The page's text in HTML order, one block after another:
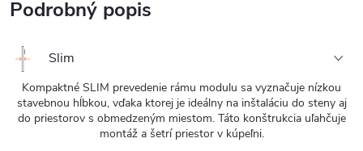
Podrobný popis
Slim
Kompaktné SLIM prevedenie rámu modulu sa vyznačuje nízkou
stavebnou hĺbkou, vďaka ktorej je ideálny na inštaláciu do steny aj
do priestorov s obmedzeným miestom. Táto konštrukcia uľahčuje
montáž a šetrí priestor v kúpeľni.